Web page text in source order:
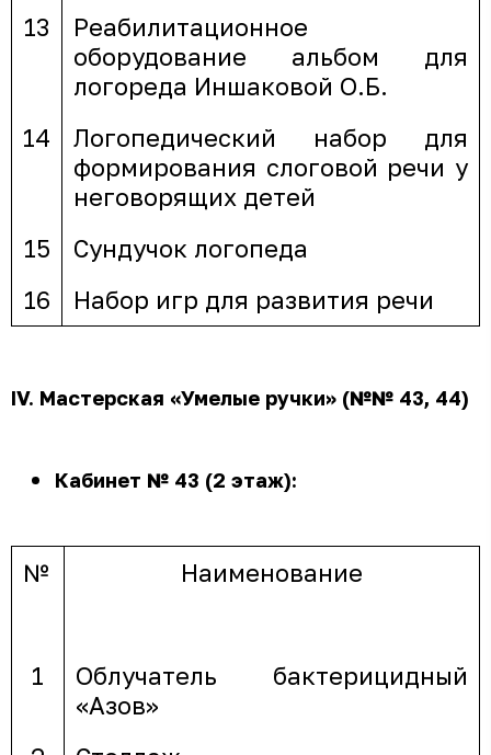
13
Реабилитационное
оборудование альбом для
логореда Иншаковой О.Б.
14
Логопедический набор для
формирования слоговой речи у
неговорящих детей
15
Сундучок логопеда
16
Набор игр для развития речи
IV. Мастерская «Умелые ручки» (№№ 43, 44)
Кабинет № 43 (2 этаж):
№ Наименование
1
Облучатель бактерицидный
«Азов»